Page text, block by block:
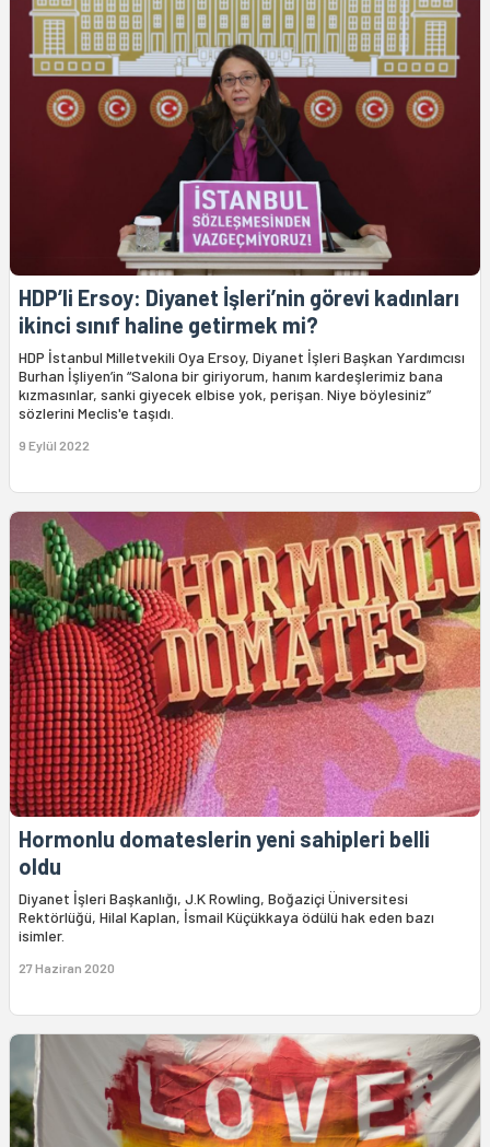
HDP’li Ersoy: Diyanet İşleri’nin görevi kadınları
ikinci sınıf haline getirmek mi?
HDP İstanbul Milletvekili Oya Ersoy, Diyanet İşleri Başkan Yardımcısı
Burhan İşliyen’in “Salona bir giriyorum, hanım kardeşlerimiz bana
kızmasınlar, sanki giyecek elbise yok, perişan. Niye böylesiniz”
sözlerini Meclis'e taşıdı.
9 Eylül 2022
Hormonlu domateslerin yeni sahipleri belli
oldu
Diyanet İşleri Başkanlığı, J.K Rowling, Boğaziçi Üniversitesi
Rektörlüğü, Hilal Kaplan, İsmail Küçükkaya ödülü hak eden bazı
isimler.
27 Haziran 2020